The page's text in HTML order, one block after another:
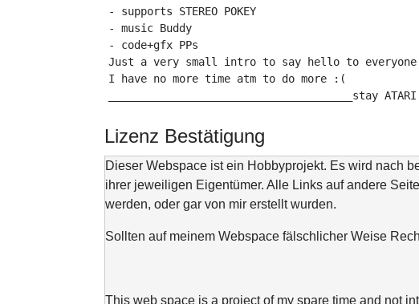
- supports STEREO POKEY
- music Buddy
- code+gfx PPs
Just a very small intro to say hello to
I have no more time atm to do more :(
______________________________________stay
Lizenz Bestätigung
Dieser Webspace ist ein Hobbyprojekt. Es wird nach
ihrer jeweiligen Eigentümer. Alle Links auf andere
werden, oder gar von mir erstellt wurden.
Sollten auf meinem Webspace fälschlicher Weise
This web space is a project of my spare time and not